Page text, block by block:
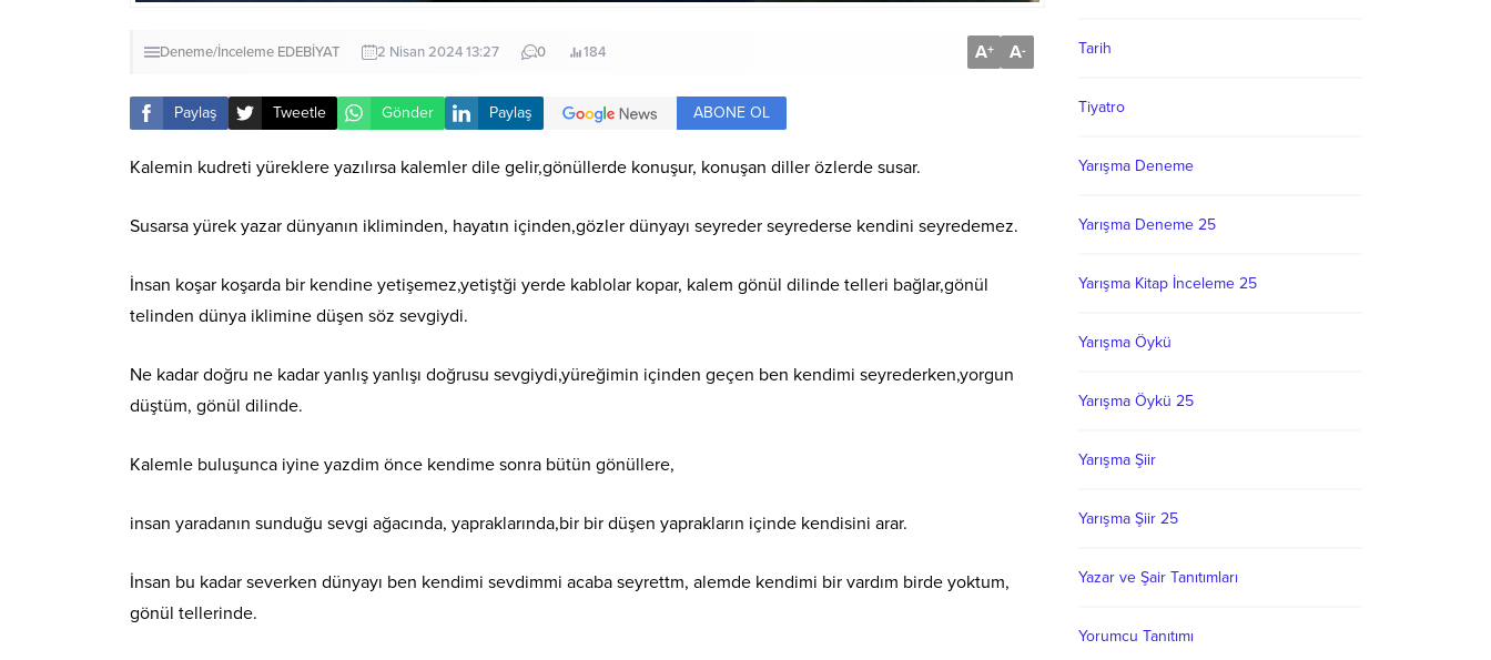
Deneme/İnceleme EDEBİYAT 2 Nisan 2024 13:27 0 184 A+ A-
Paylaş Tweetle Gönder Paylaş ABONE OL
Kalemin kudreti yüreklere yazılırsa kalemler dile gelir,gönüllerde konuşur, konuşan diller özlerde susar.
Susarsa yürek yazar dünyanın ikliminden, hayatın içinden,gözler dünyayı seyreder seyrederse kendini seyredemez.
İnsan koşar koşarda bir kendine yetişemez,yetiştği yerde kablolar kopar, kalem gönül dilinde telleri bağlar,gönül
telinden dünya iklimine düşen söz sevgiydi.
Ne kadar doğru ne kadar yanlış yanlışı doğrusu sevgiydi,yüreğimin içinden geçen ben kendimi seyrederken,yorgun
düştüm, gönül dilinde.
Kalemle buluşunca iyine yazdim önce kendime sonra bütün gönüllere,
insan yaradanın sunduğu sevgi ağacında, yapraklarında,bir bir düşen yaprakların içinde kendisini arar.
İnsan bu kadar severken dünyayı ben kendimi sevdimmi acaba seyrettm, alemde kendimi bir vardım birde yoktum,
gönül tellerinde.
Tarih
Tiyatro
Yarışma Deneme
Yarışma Deneme 25
Yarışma Kitap İnceleme 25
Yarışma Öykü
Yarışma Öykü 25
Yarışma Şiir
Yarışma Şiir 25
Yazar ve Şair Tanıtımları
Yorumcu Tanıtımı